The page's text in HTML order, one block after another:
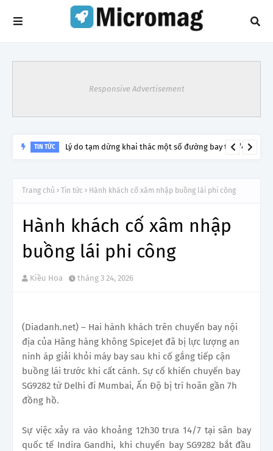
Responsive Advertisement
TIN TỨC Lý do tạm dừng khai thác một số đường bay từ 1/4
Trang chủ Tin tức Hành khách cố xâm nhập buồng lái phi công
Hành khách cố xâm nhập
buồng lái phi công
Kiều Hoa tháng 3 24, 2026
(Diadanh.net) – Hai hành khách trên chuyến bay nội
địa của Hãng hàng không SpiceJet đã bị lực lượng an
ninh áp giải khỏi máy bay sau khi cố gắng tiếp cận
buồng lái trước khi cất cánh. Sự cố khiến chuyến bay
SG9282 từ Delhi đi Mumbai, Ấn Độ bị trì hoãn gần 7h
đồng hồ.
Sự việc xảy ra vào khoảng 12h30 trưa 14/7 tại sân bay
quốc tế Indira Gandhi, khi chuyến bay SG9282 bắt đầu